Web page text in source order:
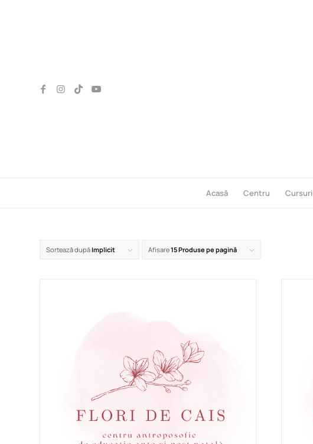
Acasă Centru Cursuri
Sortează dupăImplicit Afisare15 Produse pe pagină